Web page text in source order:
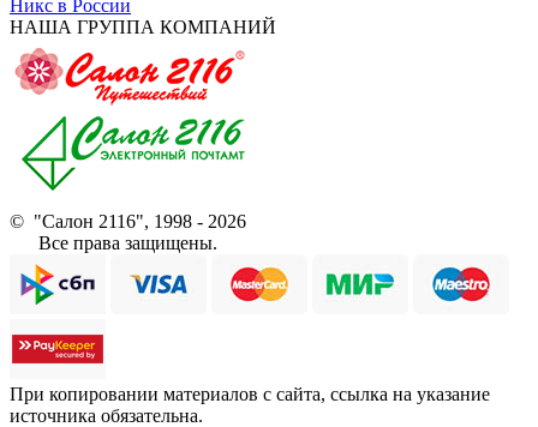
Никс в России
НАША ГРУППА КОМПАНИЙ
© "Салон 2116", 1998 - 2026
Все права защищены.
При копировании материалов с сайта, ссылка на указание
источника обязательна.